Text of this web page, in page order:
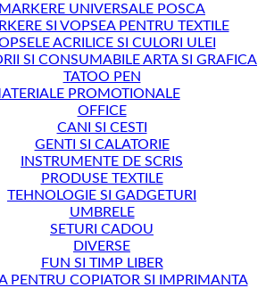
MARKERE UNIVERSALE POSCA
SI VOPSEA PENTRU TEXTILE
ACRILICE SI CULORI ULEI
SI CONSUMABILE ARTA SI GRAFICA
TATOO PEN
PROMOTIONALE
OFFICE
CANI SI CESTI
GENTI SI CALATORIE
INSTRUMENTE DE SCRIS
PRODUSE TEXTILE
TEHNOLOGIE SI GADGETURI
UMBRELE
SETURI CADOU
DIVERSE
FUN SI TIMP LIBER
PENTRU COPIATOR SI IMPRIMANTA